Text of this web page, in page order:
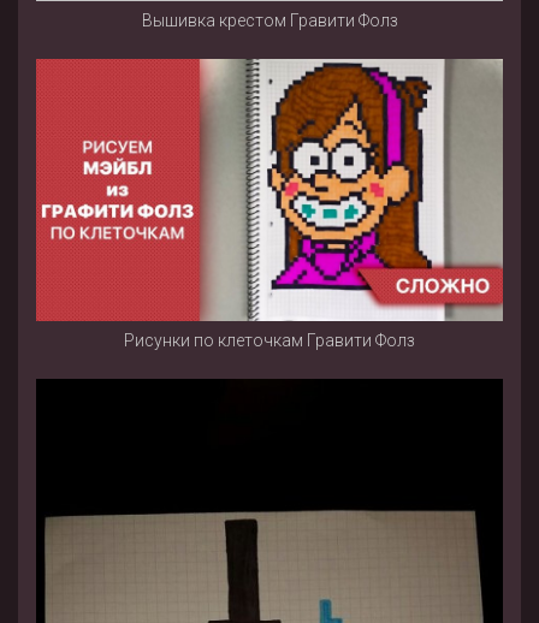
Вышивка крестом Гравити Фолз
Рисунки по клеточкам Гравити Фолз